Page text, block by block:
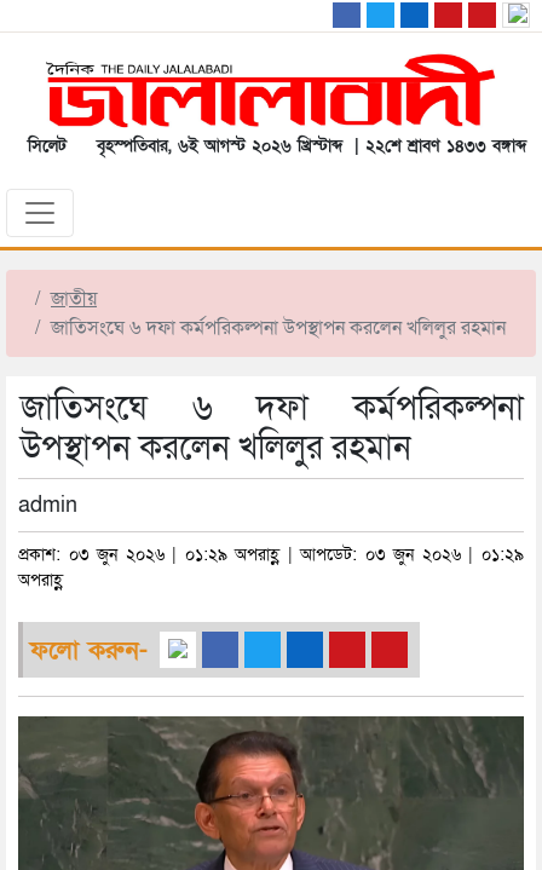
সিলেট বৃহস্পতিবার, ৬ই আগস্ট ২০২৬ খ্রিস্টাব্দ | ২২শে শ্রাবণ ১৪৩৩ বঙ্গাব্দ
জাতীয়
জাতিসংঘে ৬ দফা কর্মপরিকল্পনা উপস্থাপন করলেন খলিলুর রহমান
জাতিসংঘে ৬ দফা কর্মপরিকল্পনা
উপস্থাপন করলেন খলিলুর রহমান
admin
প্রকাশ: ০৩ জুন ২০২৬ | ০১:২৯ অপরাহ্ণ | আপডেট: ০৩ জুন ২০২৬ | ০১:২৯
অপরাহ্ণ
ফলো করুন-